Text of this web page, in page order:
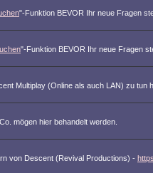
"-Funktion BEVOR Ihr neue Fragen
"-Funktion BEVOR Ihr neue Fragen
Multiplay (Online als auch LAN) zu tun
mögen hier behandelt werden.
von Descent (Revival Productions) -